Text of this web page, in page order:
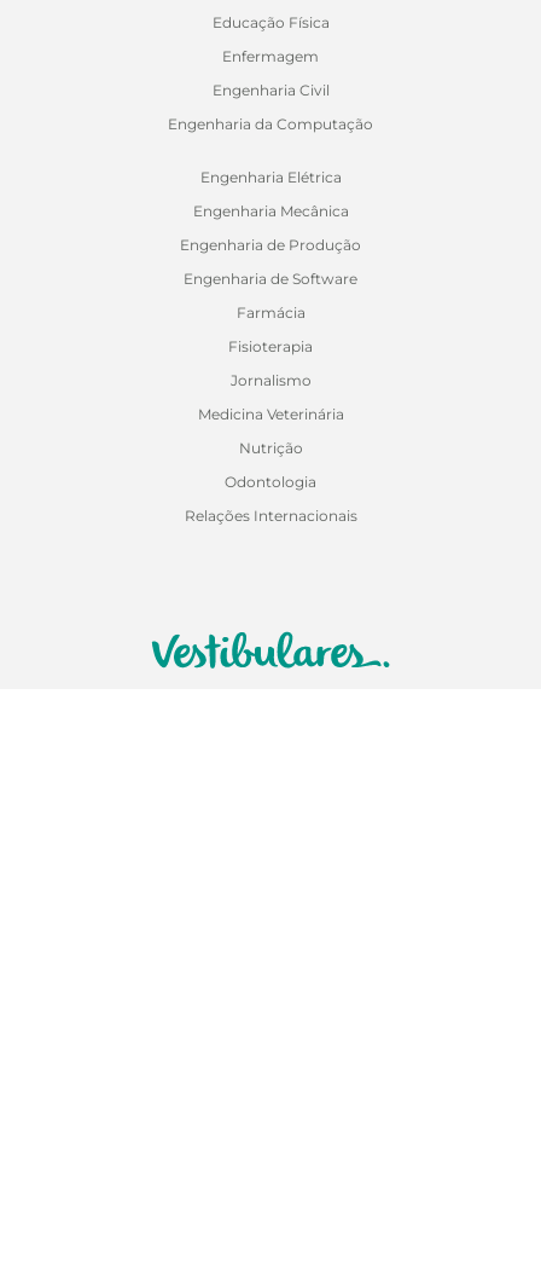
Educação Física
Enfermagem
Engenharia Civil
Engenharia da Computação
Engenharia Elétrica
Engenharia Mecânica
Engenharia de Produção
Engenharia de Software
Farmácia
Fisioterapia
Jornalismo
Medicina Veterinária
Nutrição
Odontologia
Relações Internacionais